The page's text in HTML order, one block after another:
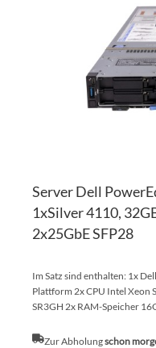
Server Dell
1xSilver 4110,
2x25GbE SFP28
Im Satz sind enthalten: 1x
Plattform 2x CPU Intel Xeon
SR3GH 2x RAM-Speicher
Zur Abholungschon